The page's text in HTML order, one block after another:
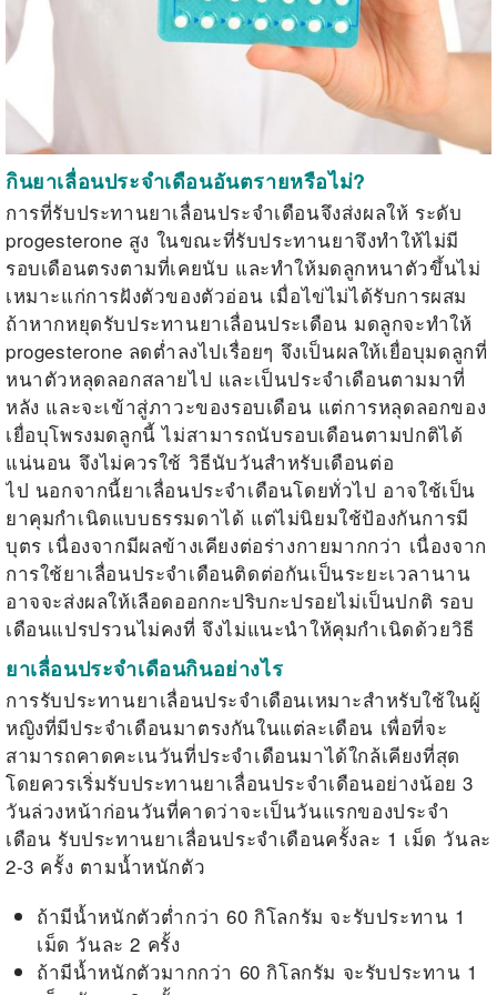
กินยาเลื่อนประจำเดือนอันตรายหรือไม่?
การที่รับประทานยาเลื่อนประจำเดือนจึงส่งผลให้ ระดับ
progesterone สูง ในขณะที่รับประทานยาจึงทำให้ไม่มี
รอบเดือนตรงตามที่เคยนับ และทำให้มดลูกหนาตัวขึ้นไม่
เหมาะแก่การฝังตัวของตัวอ่อน เมื่อไข่ไม่ได้รับการผสม
ถ้าหากหยุดรับประทานยาเลื่อนประเดือน มดลูกจะทำให้
progesterone ลดต่ำลงไปเรื่อยๆ จึงเป็นผลให้เยื่อบุมดลูกที่
หนาตัวหลุดลอกสลายไป และเป็นประจำเดือนตามมาที่
หลัง และจะเข้าสู่ภาวะของรอบเดือน แต่การหลุดลอกของ
เยื่อบุโพรงมดลูกนี้ ไม่สามารถนับรอบเดือนตามปกติได้
แน่นอน จึงไม่ควรใช้ วิธีนับวันสำหรับเดือนต่อ
ไป นอกจากนี้ยาเลื่อนประจำเดือนโดยทั่วไป อาจใช้เป็น
ยาคุมกำเนิดแบบธรรมดาได้ แต่ไม่นิยมใช้ป้องกันการมี
บุตร เนื่องจากมีผลข้างเคียงต่อร่างกายมากกว่า เนื่องจาก
การใช้ยาเลื่อนประจำเดือนติดต่อกันเป็นระยะเวลานาน
อาจจะส่งผลให้เลือดออกกะปริบกะปรอยไม่เป็นปกติ รอบ
เดือนแปรปรวนไม่คงที่ จึงไม่แนะนำให้คุมกำเนิดด้วยวิธี
ยาเลื่อนประจำเดือนกินอย่างไร
การรับประทานยาเลื่อนประจำเดือนเหมาะสำหรับใช้ในผู้
หญิงที่มีประจำเดือนมาตรงกันในแต่ละเดือน เพื่อที่จะ
สามารถคาดคะเนวันที่ประจำเดือนมาได้ใกล้เคียงที่สุด
โดยควรเริ่มรับประทานยาเลื่อนประจำเดือนอย่างน้อย 3
วันล่วงหน้าก่อนวันที่คาดว่าจะเป็นวันแรกของประจำ
เดือน รับประทานยาเลื่อนประจำเดือนครั้งละ 1 เม็ด วันละ
2-3 ครั้ง ตามน้ำหนักตัว
ถ้ามีน้ำหนักตัวต่ำกว่า 60 กิโลกรัม จะรับประทาน 1
เม็ด วันละ2 ครั้ง
ถ้ามีน้ำหนักตัวมากกว่า 60กิโลกรัม จะรับประทาน 1